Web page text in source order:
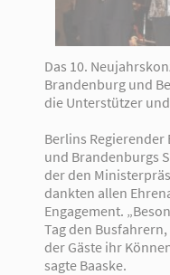
Das 10.
Brandenburg und
die Unterstützer
Berlins
und Brandenburgs
der den
dankten allen
Engagement.
Tag den
der Gäste ihr
sagte Baaske.